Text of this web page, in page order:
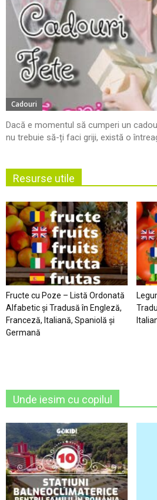
Cadouri
Dacă e momentul să cumperi un
nu trebuie să-ți faci griji, există o
Resurse utile
Fructe cu Poze – Listă Ordonată
Alfabetic şi Tradusă în Engleză,
Franceză, Italiană, Spaniolă şi
Germană
Unde iesim cu copilul